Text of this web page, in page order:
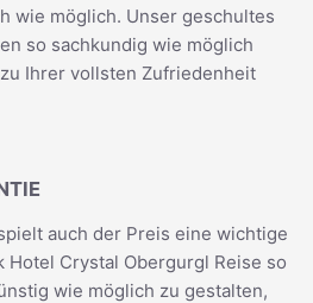
wie möglich. Unser geschultes
so sachkundig wie möglich
Ihrer vollsten Zufriedenheit
auch der Preis eine wichtige
Hotel Crystal Obergurgl Reise so
wie möglich zu gestalten,